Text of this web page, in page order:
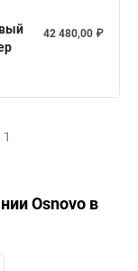
42 480,00 ₽
1
Osnovo в